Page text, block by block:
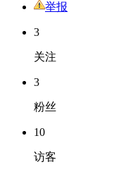
举报
3
关注
3
粉丝
10
访客